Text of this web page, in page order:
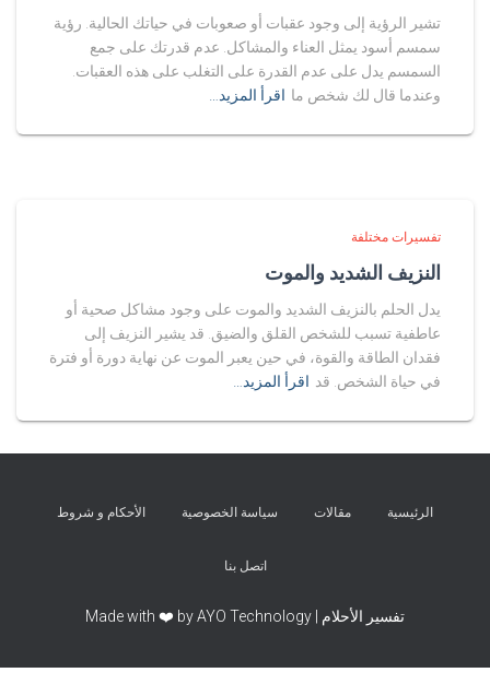
تشير الرؤية إلى وجود عقبات أو صعوبات في حياتك الحالية. رؤية
سمسم أسود يمثل العناء والمشاكل. عدم قدرتك على جمع
السمسم يدل على عدم القدرة على التغلب على هذه العقبات.
وعندما قال لك شخص ما اقرأ المزيد…
تفسيرات مختلفة
النزيف الشديد والموت
يدل الحلم بالنزيف الشديد والموت على وجود مشاكل صحية أو
عاطفية تسبب للشخص القلق والضيق. قد يشير النزيف إلى
فقدان الطاقة والقوة، في حين يعبر الموت عن نهاية دورة أو فترة
في حياة الشخص. قد اقرأ المزيد…
الرئيسية مقالات سياسة الخصوصية الأحكام و شروط
اتصل بنا
تفسير الأحلام | Made with ❤️ by AYO Technology